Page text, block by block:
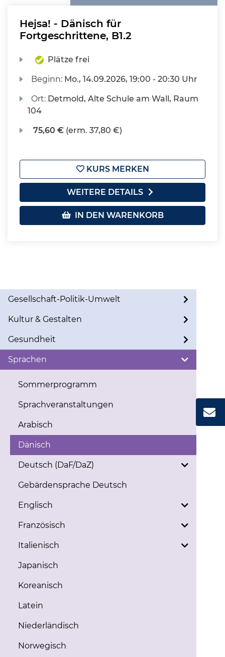
Hejsa! - Dänisch für
Fortgeschrittene, B1.2
Plätze frei
Beginn: Mo., 14.09.2026, 19:00 - 20:30 Uhr
Ort: Detmold, Alte Schule am Wall, Raum
104
75,60 € (erm. 37,80 €)
KURS MERKEN
WEITERE DETAILS
IN DEN WARENKORB
Gesellschaft-Politik-Umwelt
Kultur & Gestalten
Gesundheit
Sprachen
Sommerprogramm
Sprachveranstaltungen
Arabisch
Dänisch
Deutsch (DaF/DaZ)
Gebärdensprache Deutsch
Englisch
Französisch
Italienisch
Japanisch
Koreanisch
Latein
Niederländisch
Norwegisch